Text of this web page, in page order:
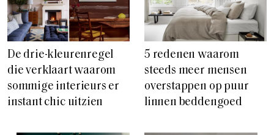
De drie-kleurenregel
die verklaart waarom
sommige interieurs er
instant chic uitzien
5 redenen waarom
steeds meer mensen
overstappen op puur
linnen beddengoed